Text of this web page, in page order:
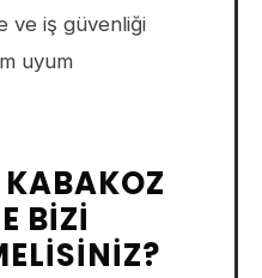
ve iş güvenliği
uyum
KABAKOZ
BIZI